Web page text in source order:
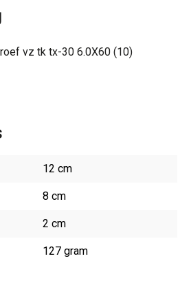
vz tk tx-30 6.0X60 (10)
12 cm
8 cm
2 cm
127 gram